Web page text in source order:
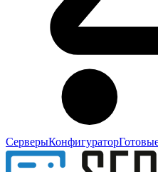
СерверыКонфигуратор